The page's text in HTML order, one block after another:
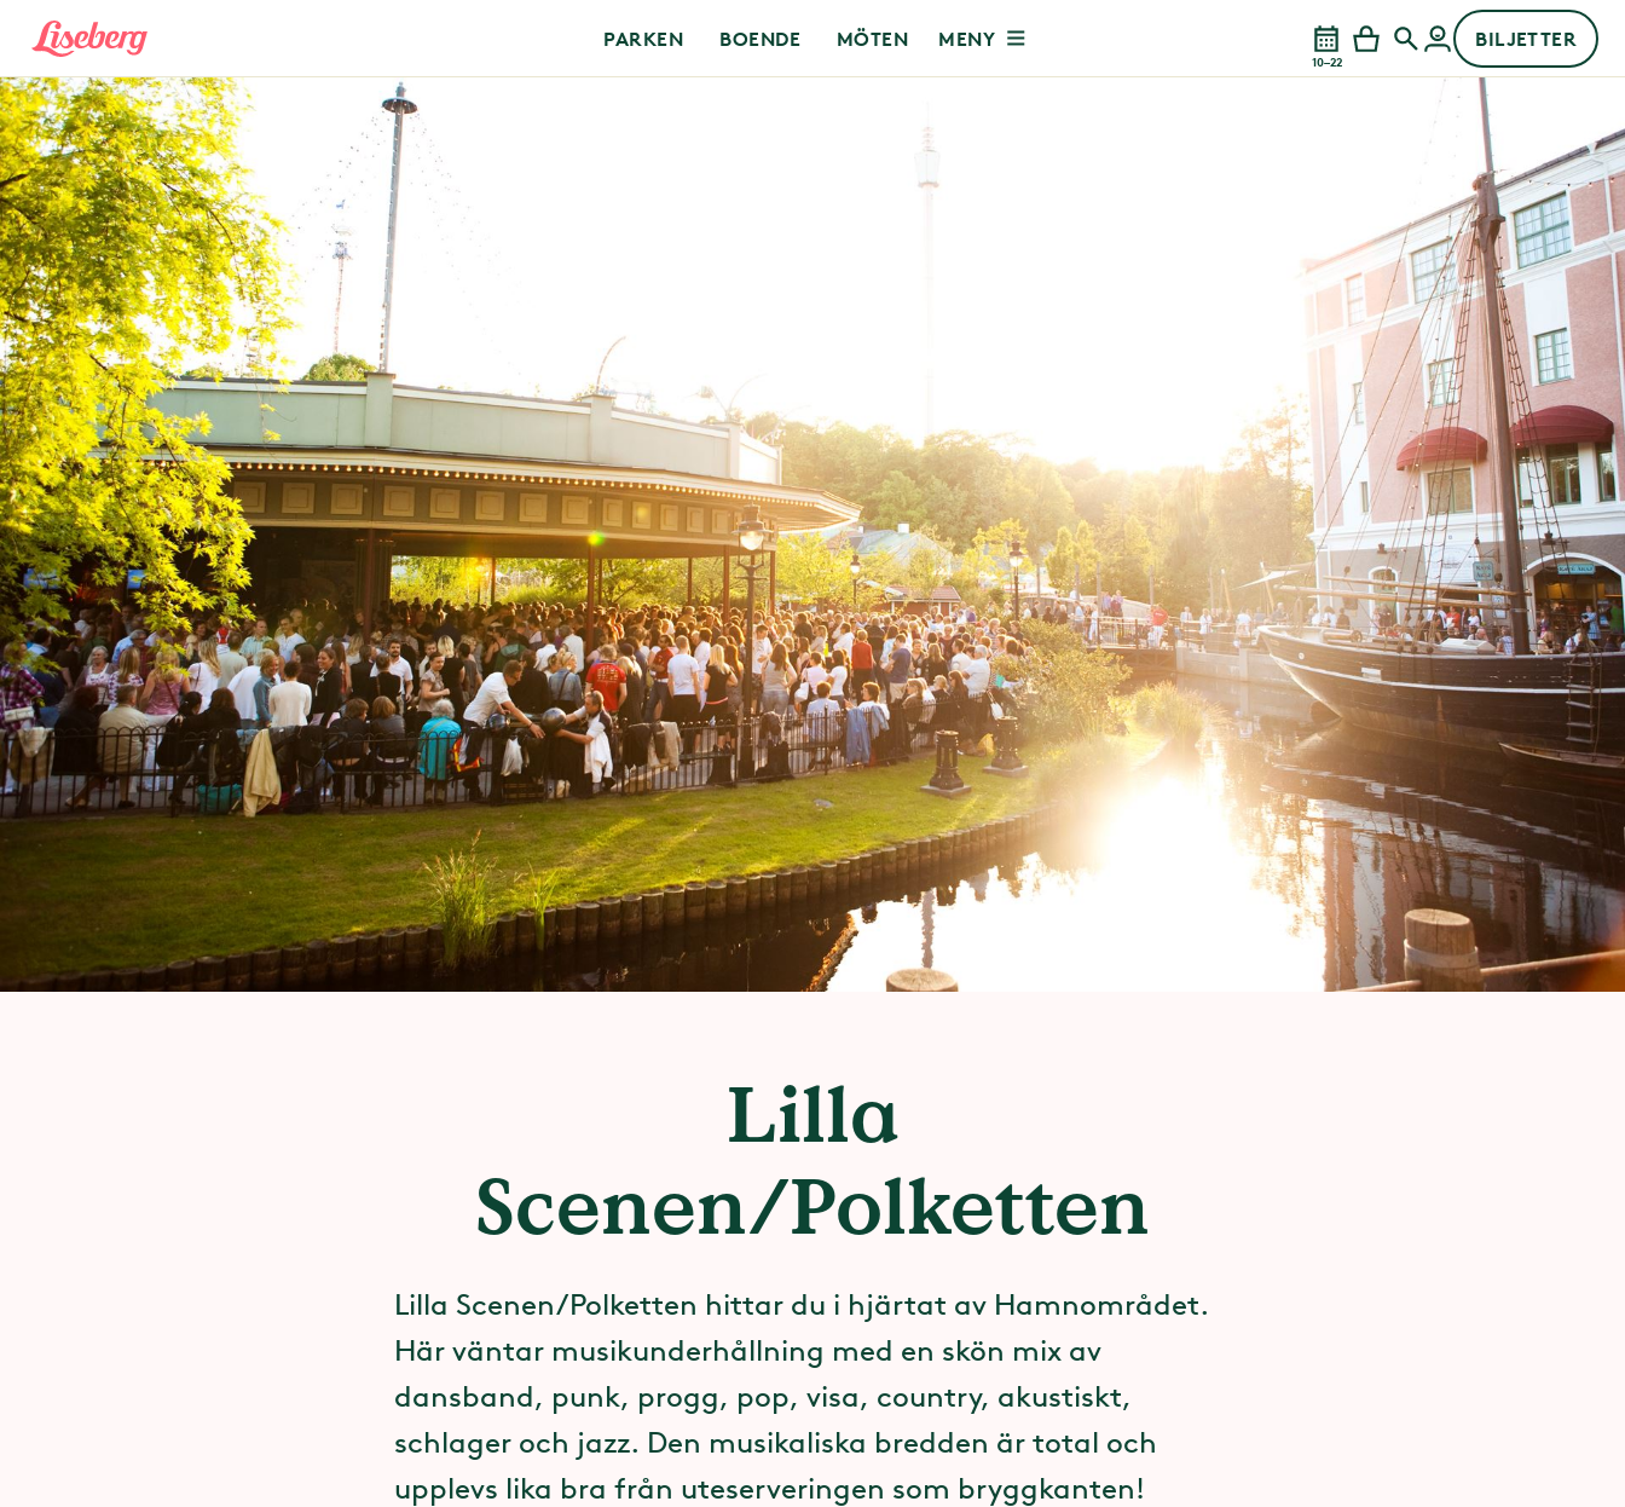
10–22
BILJETTER
PARKEN BOENDE MÖTEN MENY
Lilla
Scenen/Polketten
Lilla Scenen/Polketten hittar du i hjärtat av Hamnområdet.
Här väntar musikunderhållning med en skön mix av
dansband, punk, progg, pop, visa, country, akustiskt,
schlager och jazz. Den musikaliska bredden är total och
upplevs lika bra från uteserveringen som bryggkanten!